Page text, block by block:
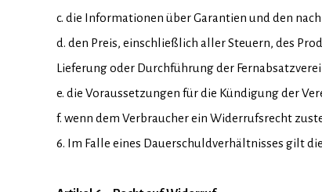
c. die Informationen über Garantien und den
d. den Preis, einschließlich aller Steuern, des
Lieferung oder Durchführung der
e. die Voraussetzungen für die Kündigung der
f. wenn dem Verbraucher ein Widerrufsrecht
6. Im Falle eines Dauerschuldverhältnisses gilt